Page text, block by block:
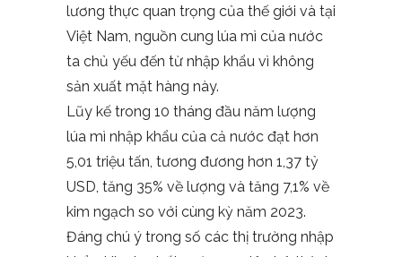
lương thực quan trọng của thế giới và tại
Việt Nam, nguồn cung lúa mì của nước
ta chủ yếu đến từ nhập khẩu vì không
sản xuất mặt hàng này.
Lũy kế trong 10 tháng đầu năm lượng
lúa mì nhập khẩu của cả nước đạt hơn
5,01 triệu tấn, tương đương hơn 1,37 tỷ
USD, tăng 35% về lượng và tăng 7,1% về
kim ngạch so với cùng kỳ năm 2023.
Đáng chú ý trong số các thị trường nhập